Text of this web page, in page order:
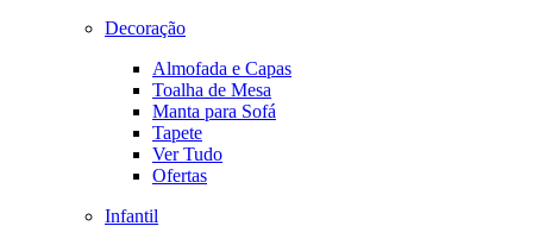
Decoração
Almofada e Capas
Toalha de Mesa
Manta para Sofá
Tapete
Ver Tudo
Ofertas
Infantil